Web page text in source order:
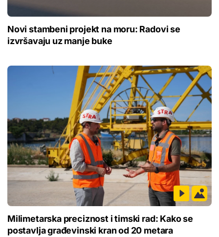
Novi stambeni projekt na moru: Radovi se
izvršavaju uz manje buke
Milimetarska preciznost i timski rad: Kako se
postavlja građevinski kran od 20 metara